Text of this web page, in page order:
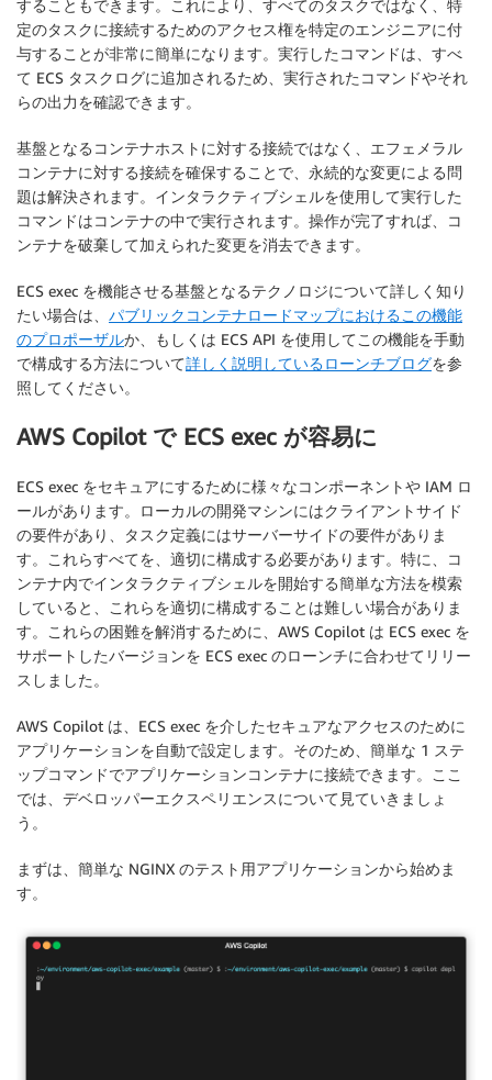
することもできます。これにより、すべてのタスクではなく、特
定のタスクに接続するためのアクセス権を特定のエンジニアに付
与することが非常に簡単になります。実行したコマンドは、すべ
て ECS タスクログに追加されるため、実行されたコマンドやそれ
らの出力を確認できます。
基盤となるコンテナホストに対する接続ではなく、エフェメラル
コンテナに対する接続を確保することで、永続的な変更による問
題は解決されます。インタラクティブシェルを使用して実行した
コマンドはコンテナの中で実行されます。操作が完了すれば、コ
ンテナを破棄して加えられた変更を消去できます。
ECS exec を機能させる基盤となるテクノロジについて詳しく知り
たい場合は、 パブリックコンテナロードマップにおけるこの機能
のプロポーザルか、もしくは ECS API を使用してこの機能を手動
で構成する方法について詳しく説明しているローンチブログを参
照してください。
AWS Copilot で ECS exec が容易に
ECS exec をセキュアにするために様々なコンポーネントや IAM ロ
ールがあります。ローカルの開発マシンにはクライアントサイド
の要件があり、タスク定義にはサーバーサイドの要件がありま
す。これらすべてを、適切に構成する必要があります。特に、コ
ンテナ内でインタラクティブシェルを開始する簡単な方法を模索
していると、これらを適切に構成することは難しい場合がありま
す。これらの困難を解消するために、AWS Copilot は ECS exec を
サポートしたバージョンを ECS exec のローンチに合わせてリリー
スしました。
AWS Copilot は、ECS exec を介したセキュアなアクセスのために
アプリケーションを自動で設定します。そのため、簡単な 1 ステ
ップコマンドでアプリケーションコンテナに接続できます。ここ
では、デベロッパーエクスペリエンスについて見ていきましょ
う。
まずは、簡単な NGINX のテスト用アプリケーションから始めま
す。